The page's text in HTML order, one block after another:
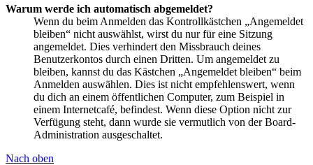
Warum werde ich automatisch abgemeldet?
Wenn du beim Anmelden das Kontrollkästchen „Angemeldet
bleiben“ nicht auswählst, wirst du nur für eine Sitzung
angemeldet. Dies verhindert den Missbrauch deines
Benutzerkontos durch einen Dritten. Um angemeldet zu
bleiben, kannst du das Kästchen „Angemeldet bleiben“ beim
Anmelden auswählen. Dies ist nicht empfehlenswert, wenn
du dich an einem öffentlichen Computer, zum Beispiel in
einem Internetcafé, befindest. Wenn diese Option nicht zur
Verfügung steht, dann wurde sie vermutlich von der Board-
Administration ausgeschaltet.
Nach oben